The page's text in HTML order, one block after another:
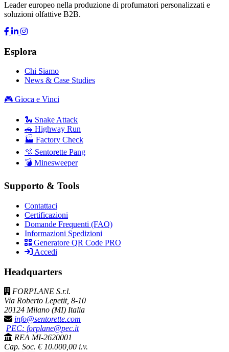
Leader europeo nella produzione di profumatori personalizzati e
soluzioni olfattive B2B.
Esplora
Chi Siamo
News & Case Studies
🎮 Gioca e Vinci
🐍 Snake Attack
🚗 Highway Run
🏭 Factory Check
🫧 Sentorette Pang
💣 Minesweeper
Supporto & Tools
Contattaci
Certificazioni
Domande Frequenti (FAQ)
Informazioni Spedizioni
Generatore QR Code PRO
Accedi
Headquarters
FORPLANE S.r.l.
Via Roberto Lepetit, 8-10
20124 Milano (MI) Italia
info@sentorette.com
PEC: forplane@pec.it
REA MI-2620001
Cap. Soc. € 10.000,00 i.v.